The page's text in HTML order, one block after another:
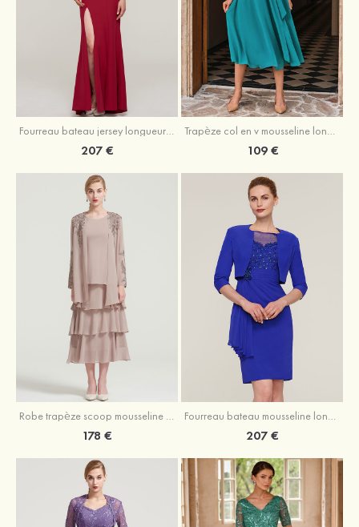
207 € 109 €
Robe trapèze scoop mousseline longueur mollet robe de mère de la mariée avec appliqué volants veste
178 €
Fourreau bateau mousseline longueur genou robe de mère de la mariée avec appliqué perle plissé veste
207 €